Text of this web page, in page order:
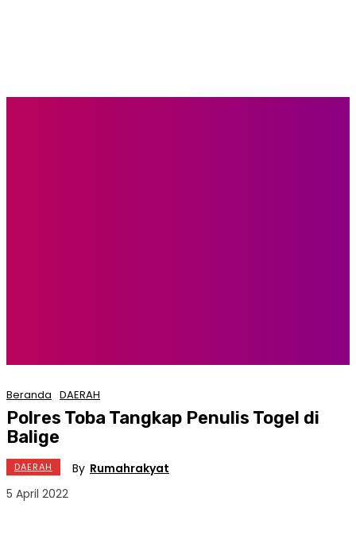
Beranda DAERAH
Polres Toba Tangkap Penulis Togel di
Balige
DAERAH By Rumahrakyat
5 April 2022